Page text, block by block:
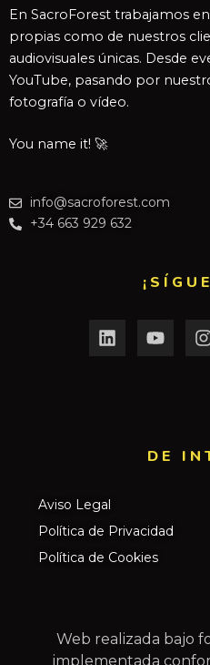
En SacroForest trabajamos
propias como de nuestros
audiovisuales únicas. Desde
YouTube, pasando por
fotografía o vídeo.
You name it! 🚀
info@sacroforest.com
+34 663 929 632
DE
Aviso Legal
Política de Privacidad
Política de Cookies
Web realizada bajo
implementada